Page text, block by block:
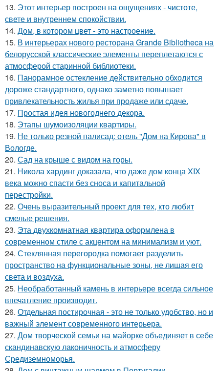
13. Этот интерьер построен на ощущениях - чистоте,
свете и внутреннем спокойствии.
14. Дом, в котором цвет - это настроение.
15. В интерьерах нового ресторана Grande Bibliotheca на
белорусской классические элементы переплетаются с
атмосферой старинной библиотеки.
16. Панорамное остекление действительно обходится
дороже стандартного, однако заметно повышает
привлекательность жилья при продаже или сдаче.
17. Простая идея новогоднего декора.
18. Этапы шумоизоляции квартиры.
19. Не только резной палисад: отель "Дом на Кирова" в
Вологде.
20. Сад на крыше с видом на горы.
21. Никола хардинг доказала, что даже дом конца XIX
века можно спасти без сноса и капитальной
перестройки.
22. Очень выразительный проект для тех, кто любит
смелые решения.
23. Эта двухкомнатная квартира оформлена в
современном стиле с акцентом на минимализм и уют.
24. Стеклянная перегородка помогает разделить
пространство на функциональные зоны, не лишая его
света и воздуха.
25. Необработанный камень в интерьере всегда сильное
впечатление производит.
26. Отдельная постирочная - это не только удобство, но и
важный элемент современного интерьера.
27. Дом творческой семьи на майорке объединяет в себе
скандинавскую лаконичность и атмосферу
Средиземноморья.